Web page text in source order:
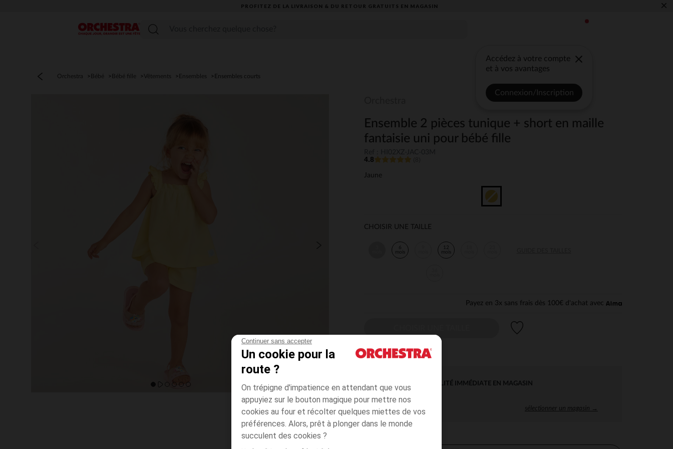
Continuer sans accepter
Un cookie pour la
route ?
On trépigne d'impatience en attendant que vous
appuyiez sur le bouton magique pour mettre nos
cookies au four et récolter quelques miettes de vos
préférences. Alors, prêt à plonger dans le monde
succulent des cookies ?
PROFITEZ DE LA LIVRAISON & DU RETOUR GRATUITS EN MAGASIN​ ×
Menu
Accédez à votre compte
et à vos avantages
Connexion/Inscription
Orchestra Bébé Bébé fille Vêtements Ensembles Ensembles courts
Ensemble 2 pièces tunique + short en maille
fantaisie uni pour bébé fille
4.8
Jaune
CHOISIR UNE TAILLE
6
mois
12
mois
Payez en 3x sans frais dès 100€ d'achat avec
DISPONIBILITÉ IMMÉDIATE EN MAGASIN
sélectionner un magasin →